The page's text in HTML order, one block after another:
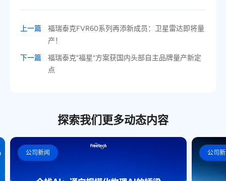
上一篇
福瑞泰克FVR60系列再添新成员：卫星雷达即将量
产！
下一篇
福瑞泰克“福星”方案获国内头部自主品牌量产新定
点
探索我们更多动态内容